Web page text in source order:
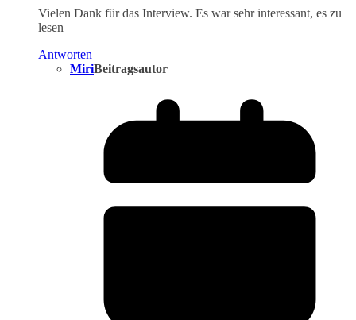
Vielen Dank für das Interview. Es war sehr interessant, es zu
lesen
Antworten
MiriBeitragsautor